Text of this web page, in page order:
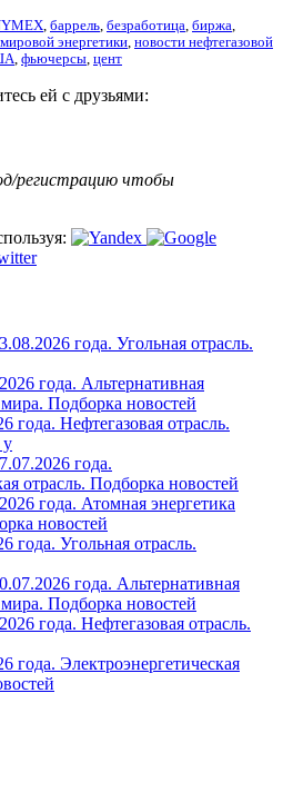
баррель безработица биржа
энергетики новости нефтегазовой
фьючерсы цент
ей с друзьями:
регистрацию чтобы
года. Угольная отрасль.
года. Альтернативная
Подборка новостей
года. Нефтегазовая отрасль.
у
года.
отрасль. Подборка новостей
года. Атомная энергетика
новостей
года. Угольная отрасль.
года. Альтернативная
Подборка новостей
года. Нефтегазовая отрасль.
года. Электроэнергетическая